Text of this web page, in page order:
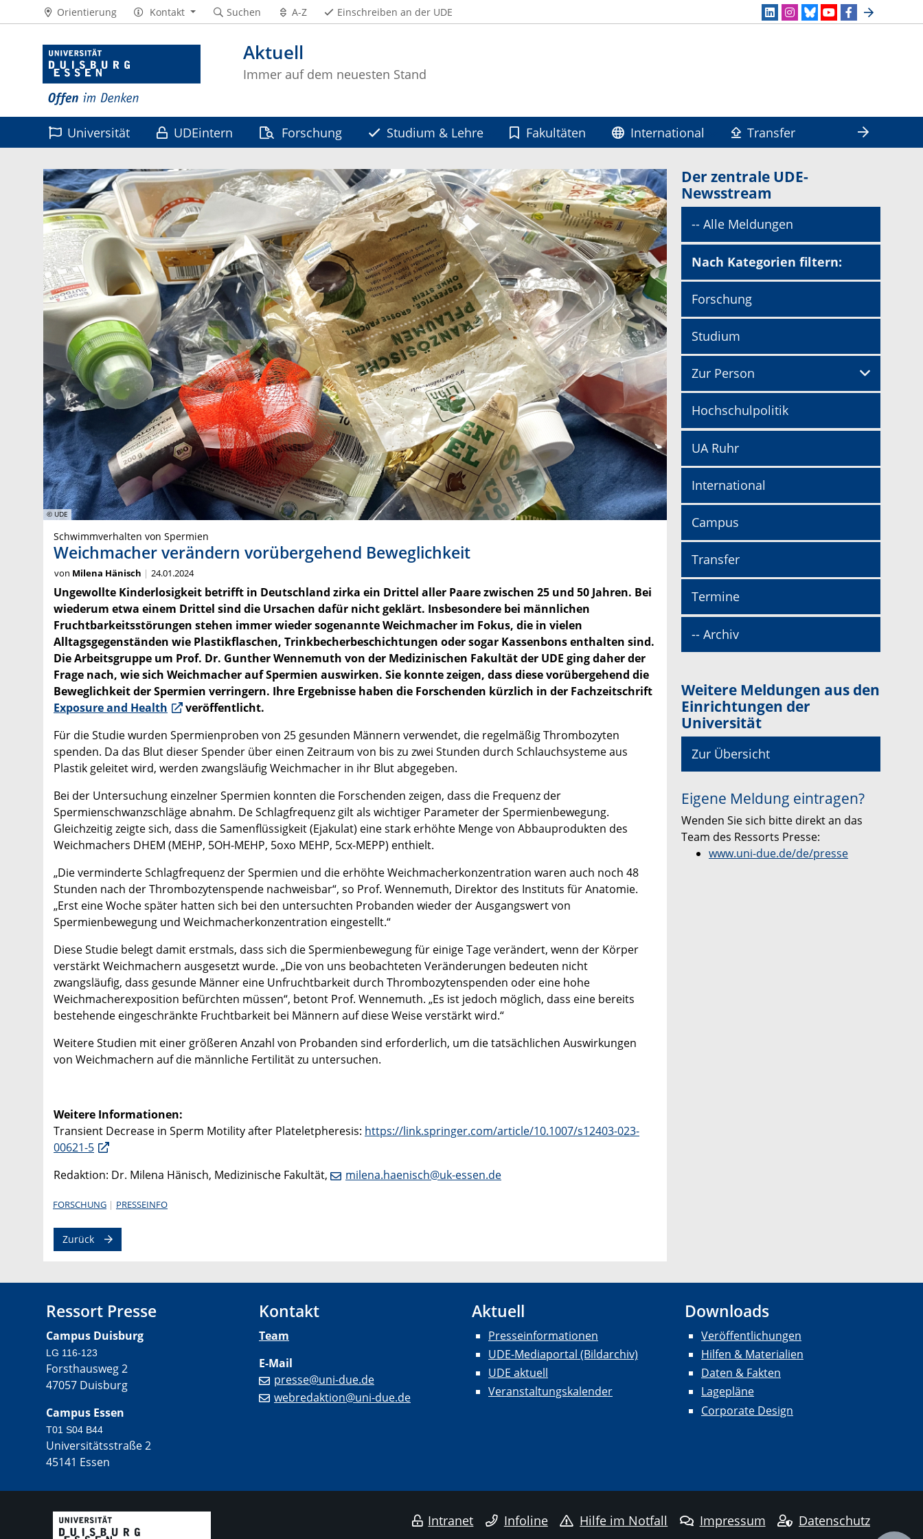
Aktuell
Immer auf dem neuesten Stand
Orientierung Kontakt Suchen A-Z Einschreiben an der UDE
Universität UDEintern Forschung Studium & Lehre Fakultäten International
Transfer
© UDE
Schwimmverhalten von Spermien
Weichmacher verändern vorübergehend Beweglichkeit
von Milena Hänisch 24.01.2024
Ungewollte Kinderlosigkeit betrifft in Deutschland zirka ein Drittel aller Paare zwischen 25 und 50 Jahren. Bei
wiederum etwa einem Drittel sind die Ursachen dafür nicht geklärt. Insbesondere bei männlichen
Fruchtbarkeitsstörungen stehen immer wieder sogenannte Weichmacher im Fokus, die in vielen
Alltagsgegenständen wie Plastikflaschen, Trinkbecherbeschichtungen oder sogar Kassenbons enthalten sind.
Die Arbeitsgruppe um Prof. Dr. Gunther Wennemuth von der Medizinischen Fakultät der UDE ging daher der
Frage nach, wie sich Weichmacher auf Spermien auswirken. Sie konnte zeigen, dass diese vorübergehend die
Beweglichkeit der Spermien verringern. Ihre Ergebnisse haben die Forschenden kürzlich in der Fachzeitschrift
Exposure and Health
veröffentlicht.
Für die Studie wurden Spermienproben von 25 gesunden Männern verwendet, die regelmäßig Thrombozyten
spenden. Da das Blut dieser Spender über einen Zeitraum von bis zu zwei Stunden durch Schlauchsysteme aus
Plastik geleitet wird, werden zwangsläufig Weichmacher in ihr Blut abgegeben.
Bei der Untersuchung einzelner Spermien konnten die Forschenden zeigen, dass die Frequenz der
Spermienschwanzschläge abnahm. De Schlagfrequenz gilt als wichtiger Parameter der Spermienbewegung.
Gleichzeitig zeigte sich, dass die Samenflüssigkeit (Ejakulat) eine stark erhöhte Menge von Abbauprodukten des
Weichmachers DHEM (MEHP, 5OH-MEHP, 5oxo MEHP, 5cx-MEPP) enthielt.
„Die verminderte Schlagfrequenz der Spermien und die erhöhte Weichmacherkonzentration waren auch noch 48
Stunden nach der Thrombozytenspende nachweisbar“, so Prof. Wennemuth, Direktor des Instituts für Anatomie.
„Erst eine Woche später hatten sich bei den untersuchten Probanden wieder der Ausgangswert von
Spermienbewegung und Weichmacherkonzentration eingestellt.“
Diese Studie belegt damit erstmals, dass sich die Spermienbewegung für einige Tage verändert, wenn der Körper
verstärkt Weichmachern ausgesetzt wurde. „Die von uns beobachteten Veränderungen bedeuten nicht
zwangsläufig, dass gesunde Männer eine Unfruchtbarkeit durch Thrombozytenspenden oder eine hohe
Weichmacherexposition befürchten müssen“, betont Prof. Wennemuth. „Es ist jedoch möglich, dass eine bereits
bestehende eingeschränkte Fruchtbarkeit bei Männern auf diese Weise verstärkt wird.“
Weitere Studien mit einer größeren Anzahl von Probanden sind erforderlich, um die tatsächlichen Auswirkungen
von Weichmachern auf die männliche Fertilität zu untersuchen.
Weitere Informationen:
Transient Decrease in Sperm Motility after Plateletpheresis: https://link.springer.com/article/10.1007/s12403-023-
00621-5
Redaktion: Dr. Milena Hänisch, Medizinische Fakultät,
milena.haenisch@uk-essen.de
FORSCHUNG PRESSEINFO
Zurück
Der zentrale UDE-
Newsstream
-- Alle Meldungen
Nach Kategorien filtern:
Forschung
Studium
Zur Person
Hochschulpolitik
UA Ruhr
International
Campus
Transfer
Termine
-- Archiv
Weitere Meldungen aus den
Einrichtungen der
Universität
Zur Übersicht
Eigene Meldung eintragen?
Wenden Sie sich bitte direkt an das
Team des Ressorts Presse:
www.uni-due.de/de/presse
Ressort Presse
Campus Duisburg
LG 116-123
Forsthausweg 2
47057 Duisburg
Campus Essen
T01 S04 B44
Universitätsstraße 2
45141 Essen
Kontakt
Team
E-Mail
presse@uni-due.de
webredaktion@uni-due.de
Aktuell
Presseinformationen
UDE-Mediaportal (Bildarchiv)
UDE aktuell
Veranstaltungskalender
Downloads
Veröffentlichungen
Hilfen & Materialien
Daten & Fakten
Lagepläne
Corporate Design
Intranet Infoline Hilfe im Notfall Impressum Datenschutz